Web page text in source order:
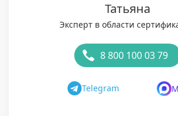
Татьяна
Эксперт в области
8 800 100 03 79
Telegram